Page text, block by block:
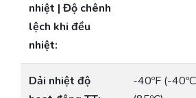
nhiệt | Độ chênh
lệch khi đều
nhiệt:
Dải nhiệt độ
-40ºF (-